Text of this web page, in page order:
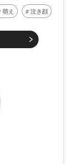
萌え 泣き顔